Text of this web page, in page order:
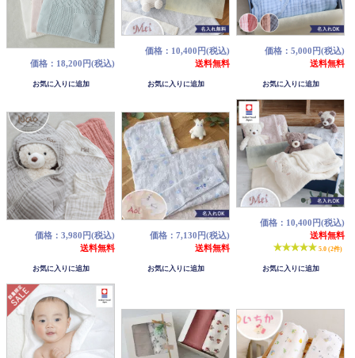
価格：18,200円(税込)
価格：10,400円(税込)
送料無料
価格：5,000円(税込)
送料無料
価格：3,980円(税込)
送料無料
価格：7,130円(税込)
送料無料
価格：10,400円(税込)
送料無料
5.0 (2件)